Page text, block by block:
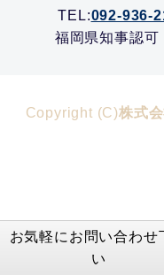
TEL:092-936-
福岡県知事認
Copyright (C)株式
お気軽にお問い合わせ
い